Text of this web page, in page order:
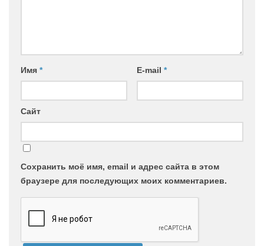
Имя * E-mail *
Сайт
Сохранить моё имя, email и адрес сайта в этом
браузере для последующих моих комментариев.